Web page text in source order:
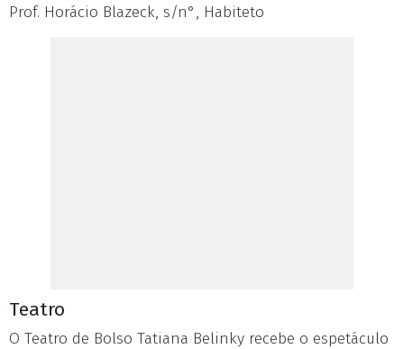
Prof. Horácio Blazeck, s/n°, Habiteto
Teatro
O Teatro de Bolso Tatiana Belinky recebe o espetáculo